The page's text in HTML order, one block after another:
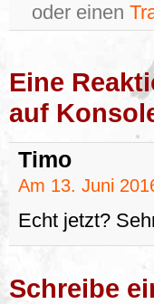
oder einen
Eine
auf
Timo
Am 13. Juni
Echt jetzt?
Schreibe